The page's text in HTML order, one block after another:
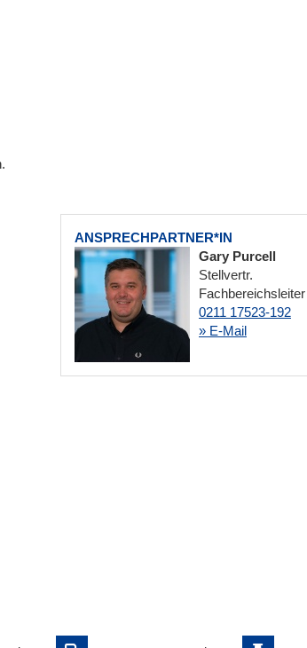
ANSPRECHPARTNER*IN
Gary Purcell
Stellvertr.
Fachbereichsleiter
0211 17523-192
» E-Mail